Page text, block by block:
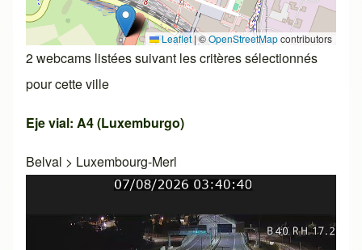
Leaflet|©OpenStreetMapcontributors
2 webcams listées suivant les critères sélectionnés
pour cette ville
Eje vial: A4 (Luxemburgo)
Belval > Luxembourg-Merl